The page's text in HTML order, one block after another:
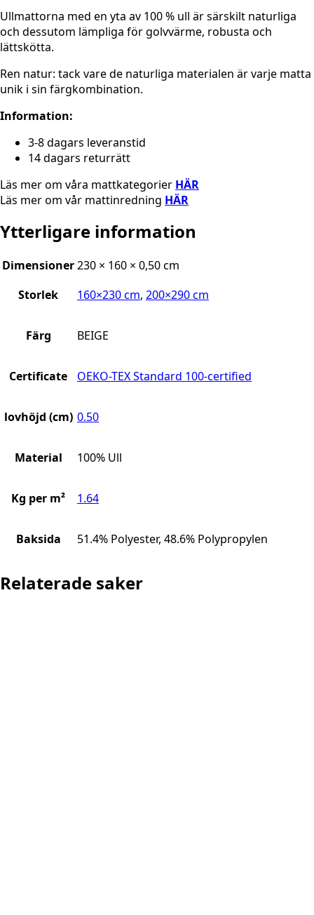
Ullmattorna med en yta av 100 % ull är särskilt naturliga
och dessutom lämpliga för golvvärme, robusta och
lättskötta.
Ren natur: tack vare de naturliga materialen är varje matta
unik i sin färgkombination.
Information:
3-8 dagars leveranstid
14 dagars returrätt
Läs mer om våra mattkategorier HÄR
Läs mer om vår mattinredning HÄR
Ytterligare information
Dimensioner230 × 160 × 0,50 cm
Storlek
160×230 cm, 200×290 cm
Färg BEIGE
Certificate OEKO-TEX Standard 100-certified
lovhöjd (cm) 0.50
Material 100% Ull
Kg per m² 1.64
Baksida 51.4% Polyester, 48.6% Polypropylen
Relaterade saker